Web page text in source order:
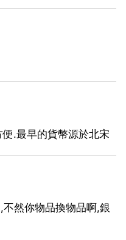
.最早的貨幣源於北宋
然你物品換物品啊,銀